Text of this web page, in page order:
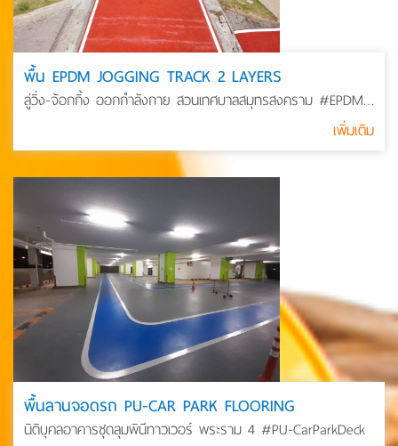
พื้น EPDM JOGGING TRACK 2 LAYERS
ลู่วิ่ง-จ้อกกิ้ง ออกกำลังกาย สวนเทศบาลสมุทรสงคราม #EPDM
เพิ่มเติม
พื้นลานจอดรถ PU-CAR PARK FLOORING
นิติบุคลอาคารชุดลุมพินีทาวเวอร์ พระราม 4 #PU-CarParkDeck